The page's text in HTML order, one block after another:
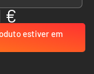
€
estiver em